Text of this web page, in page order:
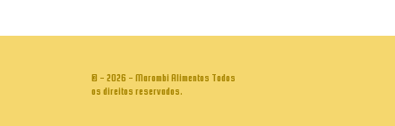
© - 2026 - Marombi Alimentos Todos
os direitos reservados.